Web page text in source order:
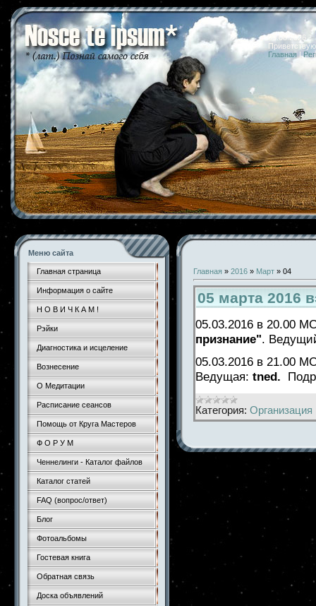
09.08.2026
Главная |
Меню сайта
Главная страница
Информация о сайте
Н О В И Ч К А М !
Рэйки
Диагностика и исцеление
Вознесение
О Медитации
Расписание сеансов
Помощь от Круга Мастеров
Ф О Р У М
Ченнелинги - Каталог файлов
Каталог статей
FAQ (вопрос/ответ)
Блог
Фотоальбомы
Гостевая книга
Обратная связь
Доска объявлений
Главная » 2016 » Март » 04
05 марта 2016
05.03.2016 в 20.00
признание".
05.03.2016 в 21.00
Ведущая: tned.
Категория: